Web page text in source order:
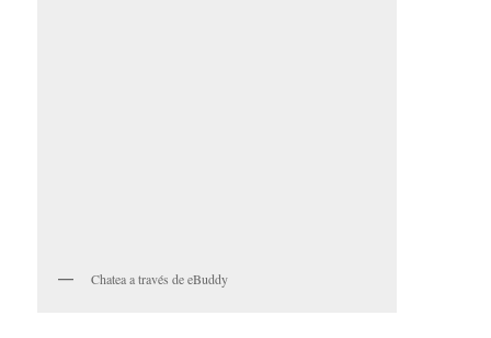
Chatea a través de eBuddy